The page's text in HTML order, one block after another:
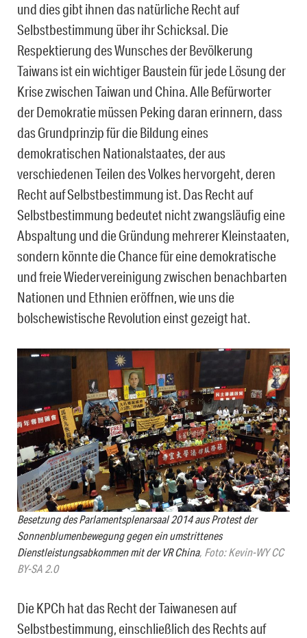
und dies gibt ihnen das natürliche Recht auf
Selbstbestimmung über ihr Schicksal. Die
Respektierung des Wunsches der Bevölkerung
Taiwans ist ein wichtiger Baustein für jede Lösung der
Krise zwischen Taiwan und China. Alle Befürworter
der Demokratie müssen Peking daran erinnern, dass
das Grundprinzip für die Bildung eines
demokratischen Nationalstaates, der aus
verschiedenen Teilen des Volkes hervorgeht, deren
Recht auf Selbstbestimmung ist. Das Recht auf
Selbstbestimmung bedeutet nicht zwangsläufig eine
Abspaltung und die Gründung mehrerer Kleinstaaten,
sondern könnte die Chance für eine demokratische
und freie Wiedervereinigung zwischen benachbarten
Nationen und Ethnien eröffnen, wie uns die
bolschewistische Revolution einst gezeigt hat.
Besetzung des Parlamentsplenarsaal 2014 aus Protest der
Sonnenblumenbewegung gegen ein umstrittenes
Dienstleistungsabkommen mit der VR China, Foto: Kevin-WY CC
BY-SA 2.0
Die KPCh hat das Recht der Taiwanesen auf
Selbstbestimmung, einschließlich des Rechts auf